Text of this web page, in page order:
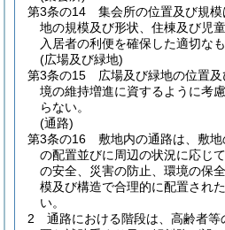
第3条の14
集会所の位置及び規
地の規模及び形状、住棟及び児
入居者の利便を確保した適切な
(広場及び緑地)
第3条の15
広場及び緑地の位置
境の維持増進に資するように考
らない。
(通路)
第3条の16
敷地内の通路は、敷
の配置並びに周辺の状況に応じ
の安全、災害の防止、環境の保
模及び構造で合理的に配置され
い。
2
通路における階段は、高齢者